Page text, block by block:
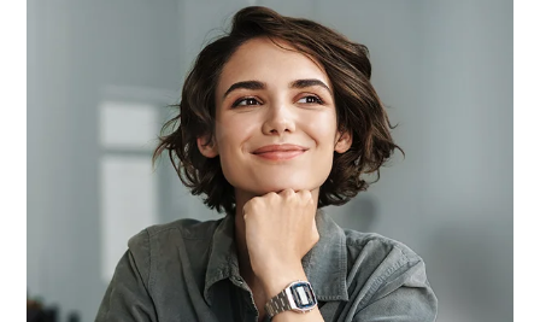
Berufliche Fortbildungszentren der Bayerischen
Wirtschaft (bfz) gGmbH | Würzburger Str. 150,
90766 FürthPartner
weitere Informationen
Berufliche Fortbildungszentren der Bayerischen
Wirtschaft (bfz) gGmbH | Bahnhofstraße 25 A,
82467 Garmisch-Partenkirchen Partner
weitere Informationen